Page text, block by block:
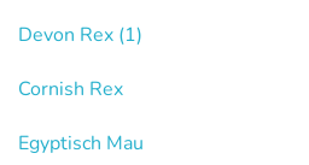
Devon Rex (1)
Cornish Rex
Egyptisch Mau